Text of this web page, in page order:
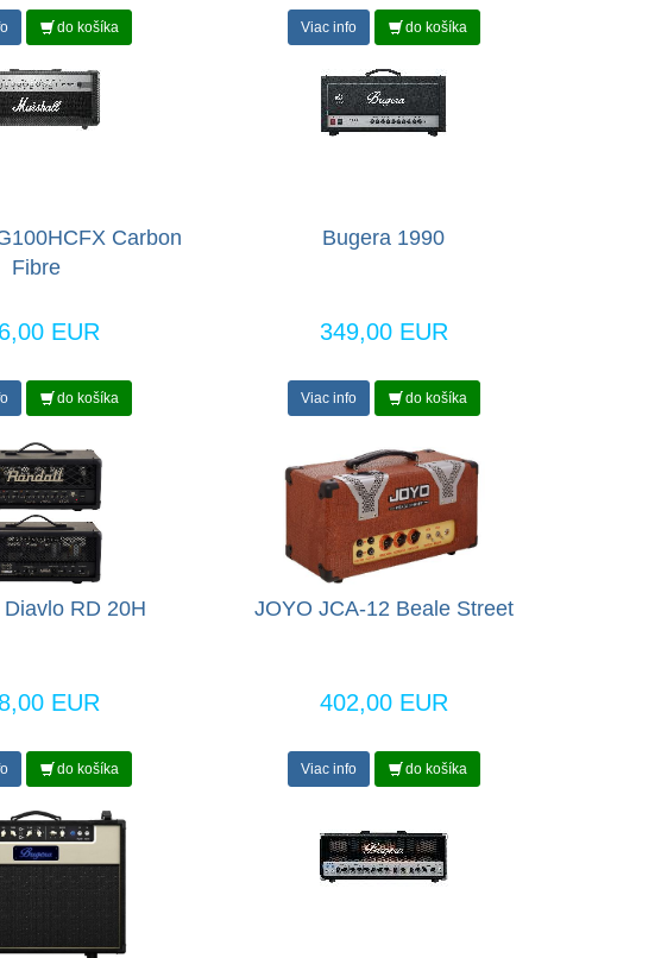
do košíka Viac info do košíka
Carbon
Fibre
EUR
do košíka
Bugera 1990
349,00 EUR
Viac info do košíka
RD 20H
EUR
do košíka
JOYO JCA-12 Beale Street
402,00 EUR
Viac info do košíka